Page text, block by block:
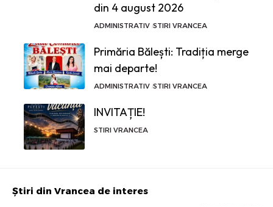
din 4 august 2026
ADMINISTRATIV STIRI VRANCEA
Primăria Bălești: Tradiția merge
mai departe!
ADMINISTRATIV STIRI VRANCEA
INVITAȚIE!
STIRI VRANCEA
Știri din Vrancea de interes